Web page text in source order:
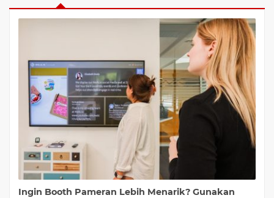
Ingin Booth Pameran Lebih Menarik? Gunakan